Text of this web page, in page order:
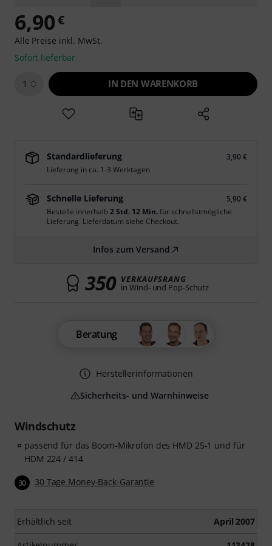
Windschutz
passend für das Boom-Mikrofon des HMD 25-1 und für
HDM 224 / 414
30 30 Tage Money-Back-Garantie
Erhältlich seit April 2007
6,90€
Alle Preise inkl. MwSt.
Sofort lieferbar
1 IN DEN WARENKORB
Standardlieferung
3,90 €
Lieferung in ca. 1-3 Werktagen
Schnelle Lieferung
5,90 €
Bestelle innerhalb2 Std. 12 Min.für schnellstmögliche
Lieferung. Lieferdatum siehe Checkout.
Infos zum Versand
350 VERKAUFSRANG
in Wind- und Pop-Schutz
Beratung
Herstellerinformationen
Sicherheits- und Warnhinweise